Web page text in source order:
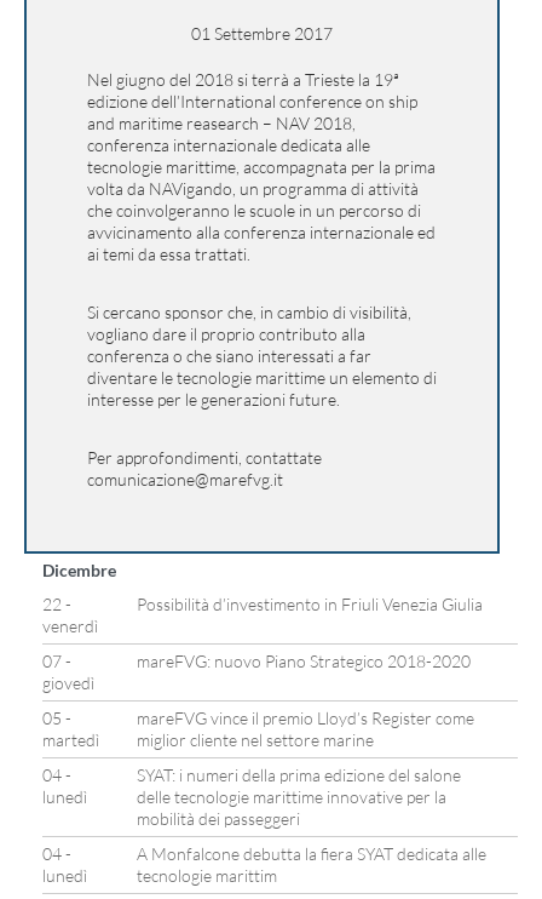
01 Settembre 2017
Nel giugno del 2018 si terrà a Trieste la 19ª
edizione dell’International conference on ship
and maritime reasearch – NAV 2018,
conferenza internazionale dedicata alle
tecnologie marittime, accompagnata per la prima
volta da NAVigando, un programma di attività
che coinvolgeranno le scuole in un percorso di
avvicinamento alla conferenza internazionale ed
ai temi da essa trattati.
Si cercano sponsor che, in cambio di visibilità,
vogliano dare il proprio contributo alla
conferenza o che siano interessati a far
diventare le tecnologie marittime un elemento di
interesse per le generazioni future.
Per approfondimenti, contattate
comunicazione@marefvg.it
Dicembre
22 -
venerdì
Possibilità d’investimento in Friuli Venezia Giulia
07 -
giovedì
mareFVG: nuovo Piano Strategico 2018-2020
05 -
martedì
mareFVG vince il premio Lloyd’s Register come
miglior cliente nel settore marine
04 -
lunedì
SYAT: i numeri della prima edizione del salone
delle tecnologie marittime innovative per la
mobilità dei passeggeri
04 -
lunedì
A Monfalcone debutta la fiera SYAT dedicata alle
tecnologie marittim